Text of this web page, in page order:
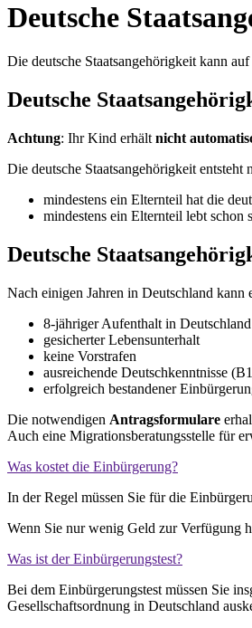
Deutsche
Die deutsche Staatsangehörigkeit kann
Deutsche
Achtung: Ihr Kind erhält nicht
Die deutsche Staatsangehörigkeit
mindestens ein Elternteil hat die
mindestens ein Elternteil lebt schon
Deutsche
Nach einigen Jahren in Deutschland kann
8-jähriger Aufenthalt in
gesicherter Lebensunterhalt
keine Vorstrafen
ausreichende Deutschkenntnisse
erfolgreich bestandener
Die notwendigen Antragsformulare
Auch eine Migrationsberatungsstelle für
Was kostet die Einbürgerung?
In der Regel müssen Sie für die
Wenn Sie nur wenig Geld zur Verfügung
Was ist der Einbürgerungstest?
Bei dem Einbürgerungstest müssen Sie
Gesellschaftsordnung in Deutschland